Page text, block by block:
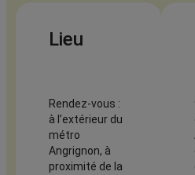
Lieu
Rendez-vous :
à l’extérieur du
métro
Angrignon, à
proximité de la